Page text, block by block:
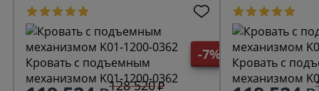
-7%
Кровать с подъемным
механизмом K01-1200-0362
128 520
Кровать с
механизмом